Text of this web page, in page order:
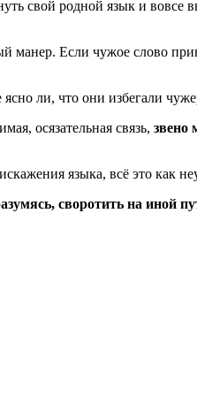
свой родной язык и вовсе
Если чужое слово
ли, что они избегали
осязательная связь, звено
языка, всё это как
своротить на иной